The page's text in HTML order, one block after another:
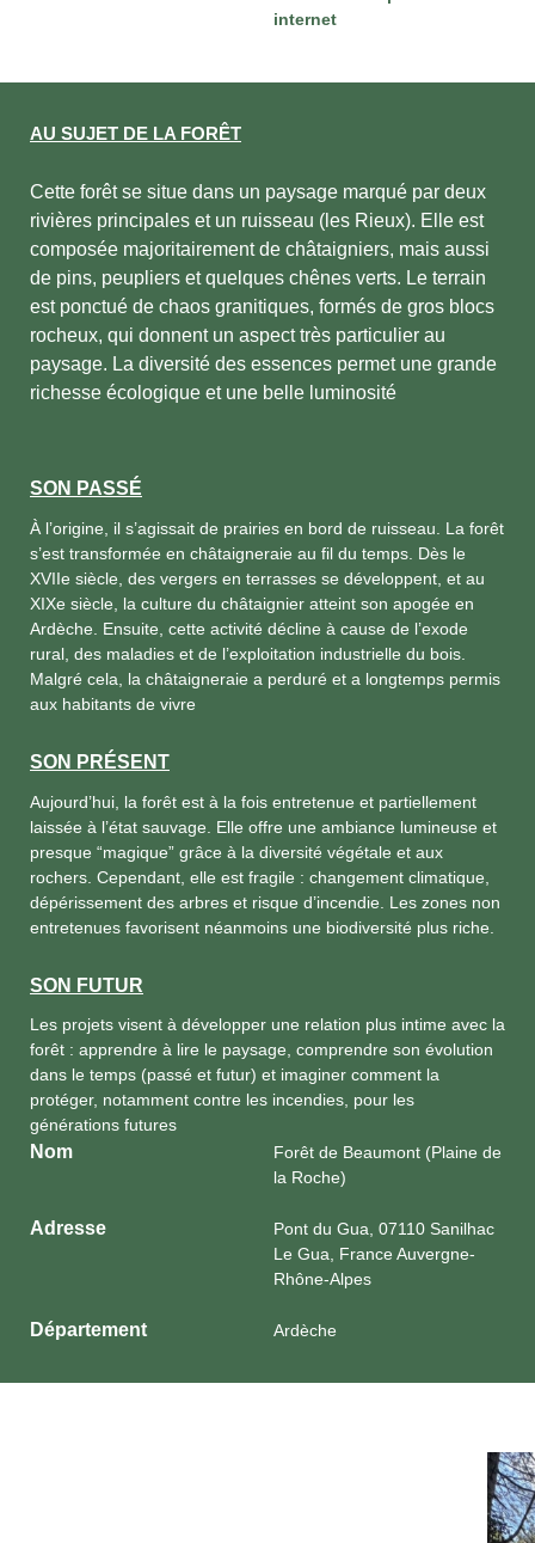
internet
AU SUJET DE LA FORÊT
Cette forêt se situe dans un paysage marqué par deux
rivières principales et un ruisseau (les Rieux). Elle est
composée majoritairement de châtaigniers, mais aussi
de pins, peupliers et quelques chênes verts. Le terrain
est ponctué de chaos granitiques, formés de gros blocs
rocheux, qui donnent un aspect très particulier au
paysage. La diversité des essences permet une grande
richesse écologique et une belle luminosité
SON PASSÉ
À l’origine, il s’agissait de prairies en bord de ruisseau. La forêt
s’est transformée en châtaigneraie au fil du temps. Dès le
XVIIe siècle, des vergers en terrasses se développent, et au
XIXe siècle, la culture du châtaignier atteint son apogée en
Ardèche. Ensuite, cette activité décline à cause de l’exode
rural, des maladies et de l’exploitation industrielle du bois.
Malgré cela, la châtaigneraie a perduré et a longtemps permis
aux habitants de vivre
SON PRÉSENT
Aujourd’hui, la forêt est à la fois entretenue et partiellement
laissée à l’état sauvage. Elle offre une ambiance lumineuse et
presque “magique” grâce à la diversité végétale et aux
rochers. Cependant, elle est fragile : changement climatique,
dépérissement des arbres et risque d’incendie. Les zones non
entretenues favorisent néanmoins une biodiversité plus riche.
SON FUTUR
Les projets visent à développer une relation plus intime avec la
forêt : apprendre à lire le paysage, comprendre son évolution
dans le temps (passé et futur) et imaginer comment la
protéger, notamment contre les incendies, pour les
générations futures
Nom
Forêt de Beaumont (Plaine de
la Roche)
Adresse
Pont du Gua, 07110 Sanilhac
Le Gua, France Auvergne-
Rhône-Alpes
Département Ardèche